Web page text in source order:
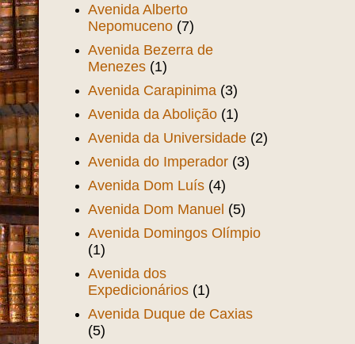
Avenida Alberto
Nepomuceno (7)
Avenida Bezerra de
Menezes (1)
Avenida Carapinima (3)
Avenida da Abolição (1)
Avenida da Universidade (2)
Avenida do Imperador (3)
Avenida Dom Luís (4)
Avenida Dom Manuel (5)
Avenida Domingos Olímpio
(1)
Avenida dos
Expedicionários (1)
Avenida Duque de Caxias
(5)